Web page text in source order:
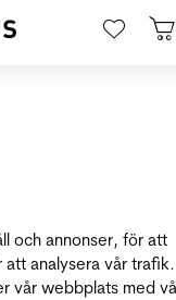
och annonser, för att
analysera vår
vår webbplats med